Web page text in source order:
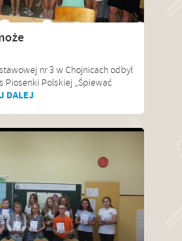
nr 3 w Chojnicach odbył
Piosenki Polskiej „Śpiewać
DALEJ